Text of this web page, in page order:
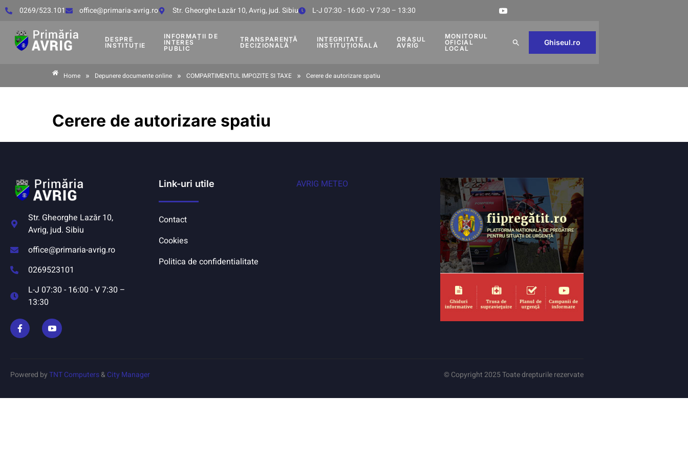
0269/523.101 office@primaria-avrig.ro Str. Gheorghe Lazăr 10, Avrig, jud. Sibiu L-J 07:30 - 16:00 - V 7:30 – 13:30
DESPRE
INSTITUȚIE
INFORMAȚII DE
INTERES
PUBLIC
TRANSPARENȚĂ
DECIZIONALĂ
INTEGRITATE
INSTITUȚIONALĂ
ORAȘUL
AVRIG
MONITORUL
OFICIAL
LOCAL
Ghiseul.ro
Home » Depunere documente online » COMPARTIMENTUL IMPOZITE SI TAXE » Cerere de autorizare spatiu
Cerere de autorizare spatiu
Str. Gheorghe Lazăr 10,
Avrig, jud. Sibiu
office@primaria-avrig.ro
0269523101
L-J 07:30 - 16:00 - V 7:30 –
13:30
Link-uri utile
Contact
Cookies
Politica de confidentialitate
AVRIG METEO
Powered byTNT Computers&City Manager © Copyright 2025 Toate drepturile rezervate